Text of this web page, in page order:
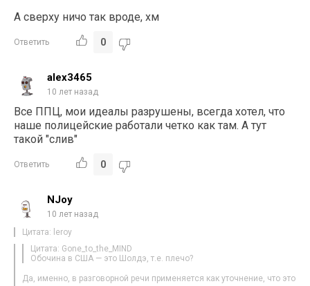
А сверху ничо так вроде, хм
Ответить 0
alex3465
10 лет назад
Все ППЦ, мои идеалы разрушены, всегда хотел, что
наше полицейские работали четко как там. А тут
такой "слив"
Ответить 0
NJoy
10 лет назад
Цитата: leroy
Цитата: Gone_to_the_MIND
Обочина в США — это Шолдэ, т.е. плечо?
Да, именно, в разговорной речи применяется как уточнение, что это